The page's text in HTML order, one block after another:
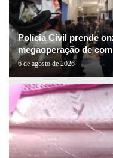
Polícia Civil prende
megaoperação de
6 de agosto de 2026